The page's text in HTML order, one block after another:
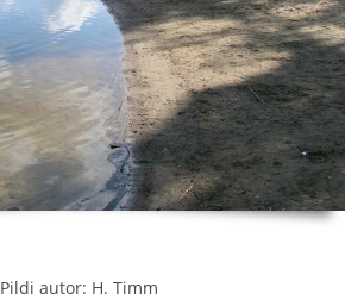
Pildi autor: H. Timm